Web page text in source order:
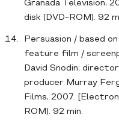
Granada Television,
disk (DVD-ROM). 92
Persuasion / based
feature film /
David Snodin;
producer Murray
Films, 2007.
ROM). 92 min.